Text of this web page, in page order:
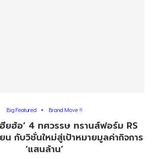
Big Featured Brand Move !!
ยฮ้อ’ 4 ทศวรรษ ทรานส์ฟอร์ม RS
น กับวิชั่นใหม่สู่เป้าหมายมูลค่ากิจการ
‘แสนล้าน’